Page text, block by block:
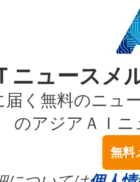
のバイオ
品について、自
能性もあります
～4億ドルかか
者（CEO）であ
fully-connected
れば、6,000万
効率性は、フェ
軽減という課題
速にし、ピーク
用可能な電力容
貢献します。こ
契約（SLA）違
劣化によるダウ
ータセンターが
provides a
を切り替えるこ
などの細かな対
ポットにより、
豊かなディテー
範囲を検出
ーザーを搭載。
を実現すること
モードでは、
ニュース
届く無料のニュ
のアジアＡＩ
無料